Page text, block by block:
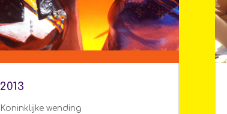
2013
Koninklijke wending